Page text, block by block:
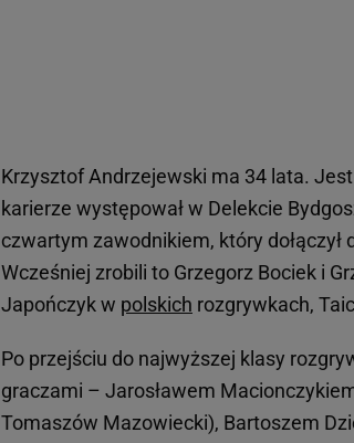
Krzysztof Andrzejewski ma 34 lata.
karierze występował w Delekcie
czwartym zawodnikiem, który
Wcześniej zrobili to Grzegorz Bociek i
Japończyk w polskich rozgrywkach,
Po przejściu do najwyższej klasy
graczami – Jarosławem
Tomaszów Mazowiecki), Bartoszem